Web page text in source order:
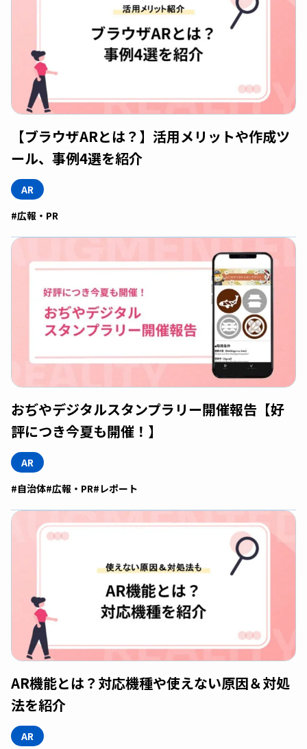
【ブラウザARとは？】活用メリットや作成ツ
ール、事例4選を紹介
AR
#広報・PR
おぢやデジタルスタンプラリー開催報告【好
評につき今夏も開催！】
AR
#自治体#広報・PR#レポート
AR機能とは？対応機種や使えない原因＆対処
法を紹介
AR